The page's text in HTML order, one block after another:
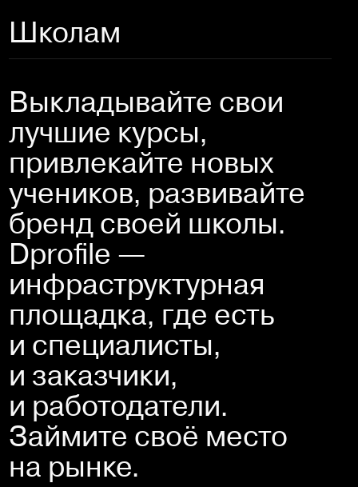
Школам
Выкладывайте свои
лучшие курсы,
привлекайте новых
учеников, развивайте
бренд своей школы.
Dprofile —
инфраструктурная
площадка, где есть
и специалисты,
и заказчики,
и работодатели.
Займите своё место
на рынке.